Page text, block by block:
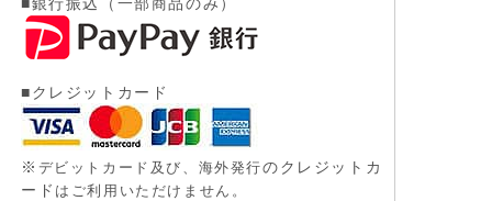
■クレジットカード
※ デビットカード及び、 海外発行のクレジットカ
ード はご利用いただけません。